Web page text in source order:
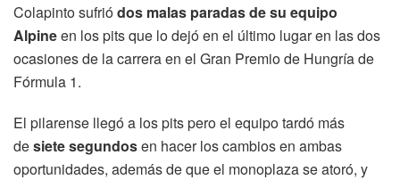
Colapinto sufriódos malas paradas de su equipo
Alpineen los pits que lo dejó en el último lugar en las dos
ocasiones de la carrera en el Gran Premio de Hungría de
Fórmula 1.
El pilarense llegó a los pits pero el equipo tardó más
desiete segundosen hacer los cambios en ambas
oportunidades, además de que el monoplaza se atoró, y